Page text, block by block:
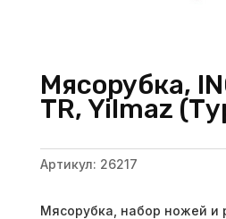
Мясорубка,
TR, Yilmaz
Артикул: 26217
Мясорубка, набор ножей и